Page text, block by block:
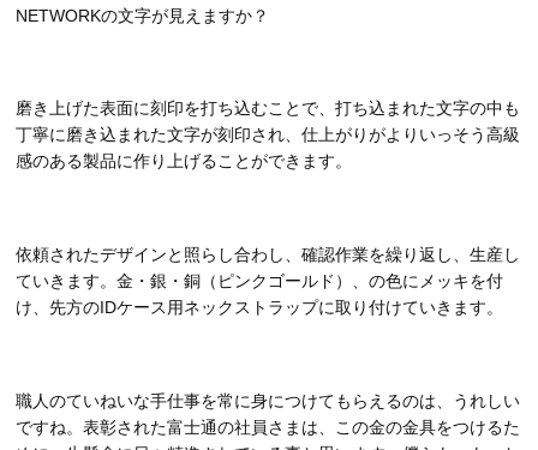
NETWORKの文字が見えますか？
​​​​​​​磨き上げた表面に刻印を打ち込むことで、打ち込まれた文字の中も
丁寧に磨き込まれた文字が刻印され、仕上がりがよりいっそう高級
感のある製品に作り上げることができます。
​​​​​​​依頼されたデザインと照らし合わし、確認作業を繰り返し、生産し
ていきます。金・銀・銅（ピンクゴールド）、の色にメッキを付
け、先方のIDケース用ネックストラップに取り付けていきます。
​​​​​​​職人のていねいな手仕事を常に身につけてもらえるのは、うれしい
ですね。表彰された富士通の社員さまは、この金の金具をつけるた